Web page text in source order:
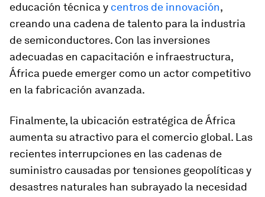
educación técnica y centros de innovación,
creando una cadena de talento para la industria
de semiconductores. Con las inversiones
adecuadas en capacitación e infraestructura,
África puede emerger como un actor competitivo
en la fabricación avanzada.
Finalmente, la ubicación estratégica de África
aumenta su atractivo para el comercio global. Las
recientes interrupciones en las cadenas de
suministro causadas por tensiones geopolíticas y
desastres naturales han subrayado la necesidad